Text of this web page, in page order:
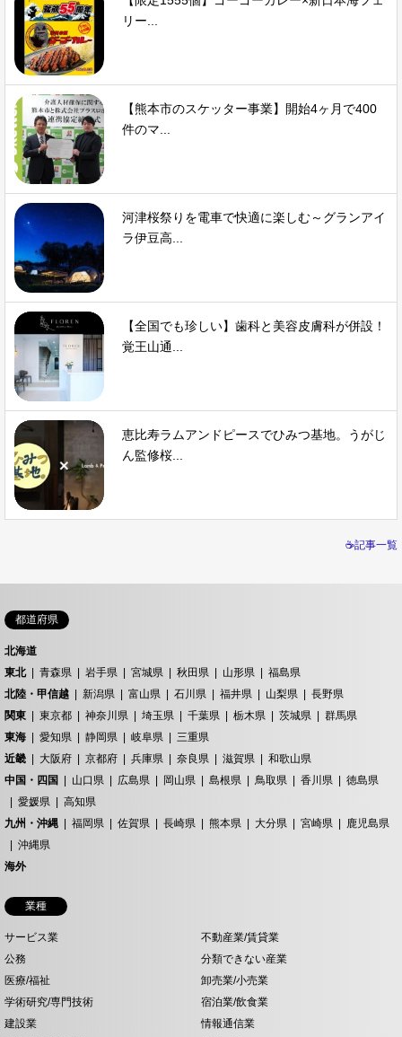
リー...
【熊本市のスケッター事業】開始4ヶ月で400
件のマ...
河津桜祭りを電車で快適に楽しむ～グランアイ
ラ伊豆高...
【全国でも珍しい】歯科と美容皮膚科が併設！
覚王山通...
恵比寿ラムアンドピースでひみつ基地。うがじ
ん監修桜...
☕記事一覧
都道府県
北海道
東北
青森県 岩手県 宮城県 秋田県 山形県
福島県
北陸・甲信越
新潟県 富山県 石川県 福井県 山梨県
長野県
関東
東京都 神奈川県 埼玉県 千葉県 栃木県 茨城県
群馬県
東海
愛知県 静岡県 岐阜県
三重県
近畿
大阪府 京都府 兵庫県 奈良県 滋賀県
和歌山県
中国・四国
山口県 広島県 岡山県 島根県 鳥取県 香川県
徳島県
愛媛県
高知県
九州・沖縄
福岡県 佐賀県 長崎県 熊本県 大分県 宮崎県
鹿児島県
沖縄県
海外
業種
サービス業
不動産業/賃貸業
公務
分類できない産業
医療/福祉
卸売業/小売業
学術研究/専門技術
宿泊業/飲食業
建設業
情報通信業